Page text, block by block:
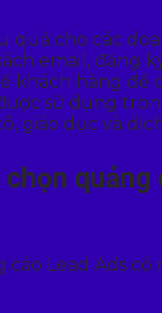
quả cho các
email, đăng
khách hàng để
sử dụng
giáo dục và
quảng
cáo Lead Ads có